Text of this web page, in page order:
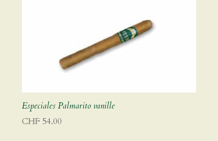
Especiales Palmarito vanille
CHF 54.00